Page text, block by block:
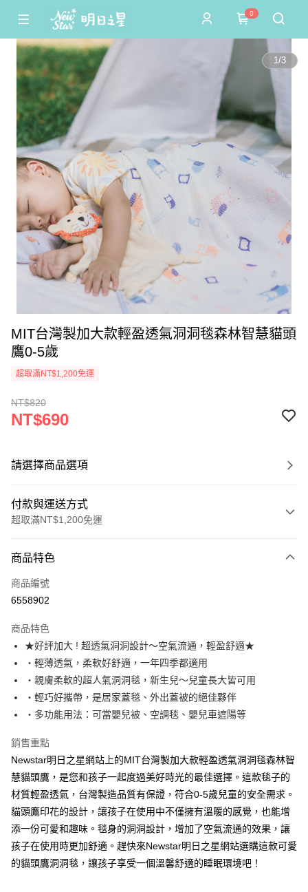
0
1/3
MIT台灣製加大款輕盈透氣洞洞毯森林智慧貓頭
鷹0-5歲
超取滿NT$1,200免運
NT$820
NT$690
請選擇商品選項
付款與運送方式
超取滿NT$1,200免運
信用卡一次付款
超商取貨付款
Apple Pay
ATM付款
運送方式
每筆NT$65，滿NT$1,200(含以上)免運費
付款後全家取貨
7-11取貨付款
每筆NT$65，滿NT$1,200(含以上)免運費
付款後7-11取貨
商品特色
商品編號
6558902
商品特色
★好評加大 ! 超透氣洞洞設計～空氣流通，輕盈舒適★
・輕薄透氣，柔軟好舒適，一年四季都適用
・親膚柔軟的超人氣洞洞毯，新生兒～兒童長大皆可用
・輕巧好攜帶，是居家蓋毯、外出蓋被的絕佳夥伴
・多功能用法：可當嬰兒被、空調毯、嬰兒車遮陽等
銷售重點
Newstar明日之星網站上的MIT台灣製加大款輕盈透氣洞洞毯森林智
慧貓頭鷹，是您和孩子一起度過美好時光的最佳選擇。這款毯子的
材質輕盈透氣，台灣製造品質有保證，符合0-5歲兒童的安全需求。
貓頭鷹印花的設計，讓孩子在使用中不僅擁有溫暖的感覺，也能增
添一份可愛和趣味。毯身的洞洞設計，增加了空氣流通的效果，讓
孩子在使用時更加舒適。趕快來Newstar明日之星網站選購這款可愛
的貓頭鷹洞洞毯，讓孩子享受一個溫馨舒適的睡眠環境吧！